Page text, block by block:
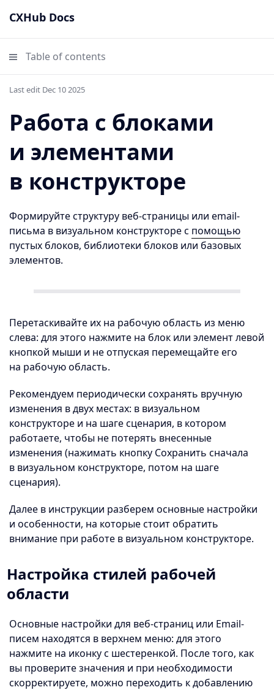
CXHub Docs
Table of contents
Last edit Dec 10 2025
Работа с блоками
и элементами
в конструкторе
Формируйте структуру веб-страницы или email-
письма в визуальном конструкторе с помощью
пустых блоков, библиотеки блоков или базовых
элементов.
Перетаскивайте их на рабочую область из меню
слева: для этого нажмите на блок или элемент левой
кнопкой мыши и не отпуская перемещайте его
на рабочую область.
Рекомендуем периодически сохранять вручную
изменения в двух местах: в визуальном
конструкторе и на шаге сценария, в котором
работаете, чтобы не потерять внесенные
изменения (нажимать кнопку Сохранить сначала
в визуальном конструкторе, потом на шаге
сценария).
Далее в инструкции разберем основные настройки
и особенности, на которые стоит обратить
внимание при работе в визуальном конструкторе.
Настройка стилей рабочей
области
Основные настройки для веб-страниц или Email-
писем находятся в верхнем меню: для этого
нажмите на иконку с шестеренкой. После того, как
вы проверите значения и при необходимости
скорректируете, можно переходить к добавлению